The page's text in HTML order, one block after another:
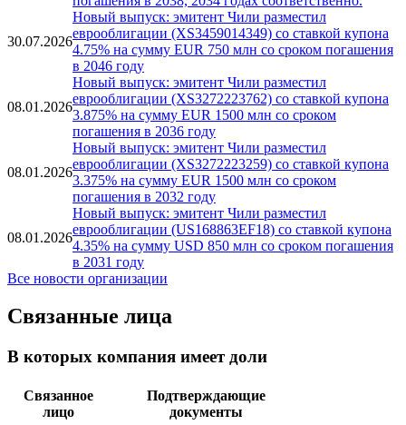
30.07.2026
Новый выпуск: эмитент Чили разместил
еврооблигации (XS3459014349) со ставкой купона
4.75% на сумму EUR 750 млн со сроком погашения
в 2046 году
08.01.2026
Новый выпуск: эмитент Чили разместил
еврооблигации (XS3272223762) со ставкой купона
3.875% на сумму EUR 1500 млн со сроком
погашения в 2036 году
08.01.2026
Новый выпуск: эмитент Чили разместил
еврооблигации (XS3272223259) со ставкой купона
3.375% на сумму EUR 1500 млн со сроком
погашения в 2032 году
08.01.2026
Новый выпуск: эмитент Чили разместил
еврооблигации (US168863EF18) со ставкой купона
4.35% на сумму USD 850 млн со сроком погашения
в 2031 году
Все новости организации
Связанные лица
В которых компания имеет доли
Связанное
лицо
Подтверждающие
документы